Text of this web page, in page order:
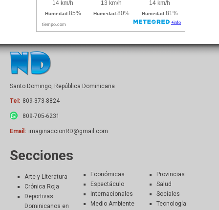
Santo Domingo, República Dominicana
Tel: 809-373-8824
809-705-6231
Email: imaginaccionRD@gmail.com
Secciones
Arte y Literatura
Crónica Roja
Deportivas
Dominicanos en
Económicas
Espectáculo
Internacionales
Medio Ambiente
Provincias
Salud
Sociales
Tecnología